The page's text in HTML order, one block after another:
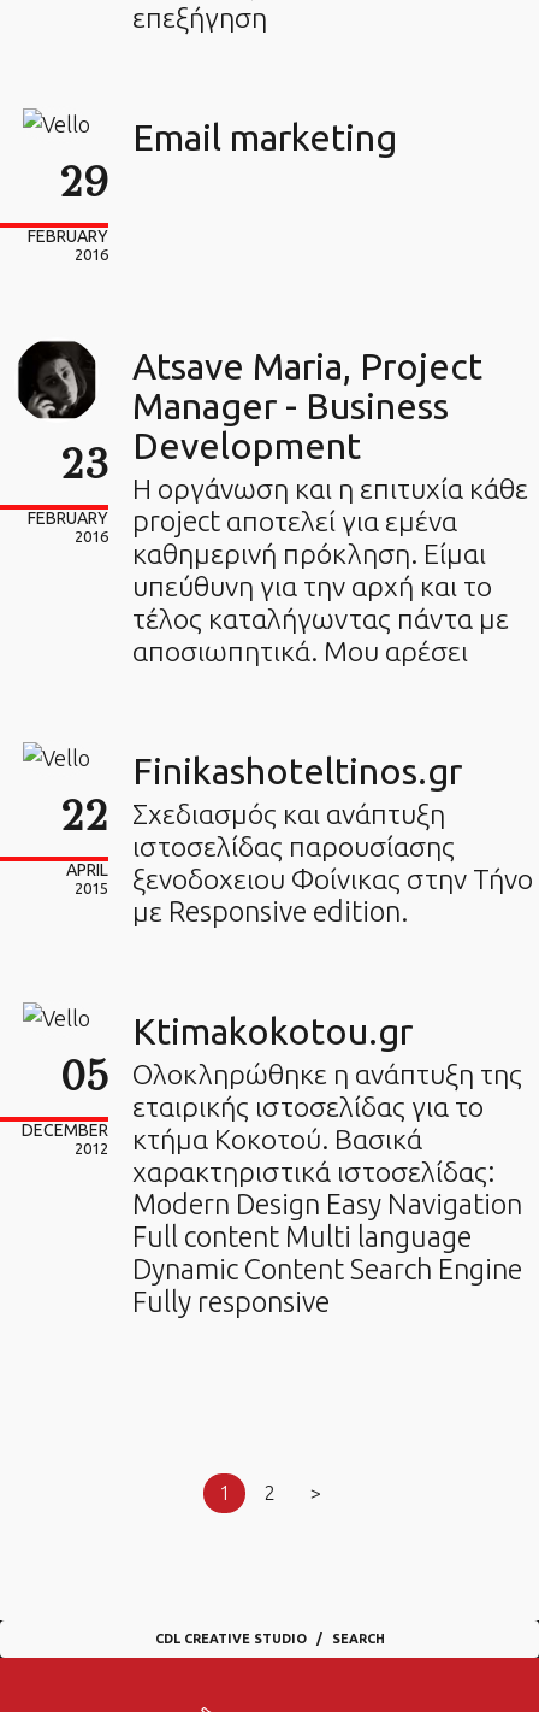
επεξήγηση
29
FEBRUARY
2016
Email marketing
23
FEBRUARY
2016
Atsave Maria, Project
Manager - Business
Development
Η οργάνωση και η επιτυχία κάθε
project αποτελεί για εμένα
καθημερινή πρόκληση. Είμαι
υπεύθυνη για την αρχή και το
τέλος καταλήγωντας πάντα με
αποσιωπητικά. Μου αρέσει
22
APRIL
2015
Finikashoteltinos.gr
Σχεδιασμός και ανάπτυξη
ιστοσελίδας παρουσίασης
ξενοδοχειου Φοίνικας στην Τήνο
με Responsive edition.
05
DECEMBER
2012
Ktimakokotou.gr
Ολοκληρώθηκε η ανάπτυξη της
εταιρικής ιστοσελίδας για το
κτήμα Κοκοτού. Βασικά
χαρακτηριστικά ιστοσελίδας:
Modern Design Easy Navigation
Full content Multi language
Dynamic Content Search Engine
Fully responsive
1 2 >
CDL CREATIVE STUDIO SEARCH